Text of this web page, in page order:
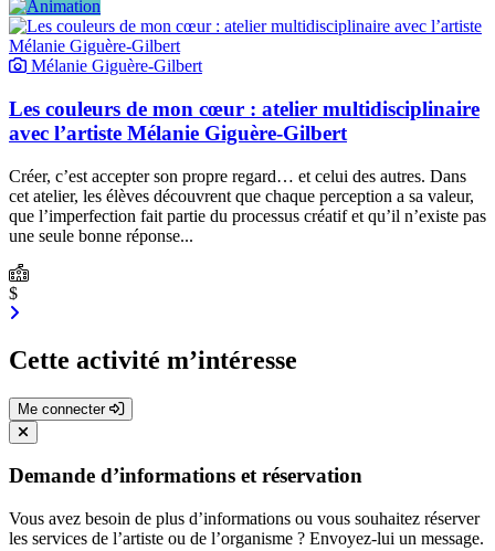
Mélanie Giguère-Gilbert
Les couleurs de mon cœur : atelier multidisciplinaire
avec l’artiste Mélanie Giguère-Gilbert
Créer, c’est accepter son propre regard… et celui des autres. Dans
cet atelier, les élèves découvrent que chaque perception a sa valeur,
que l’imperfection fait partie du processus créatif et qu’il n’existe pas
une seule bonne réponse...
$
Cette activité m’intéresse
Me connecter
Demande d’informations et réservation
Vous avez besoin de plus d’informations ou vous souhaitez réserver
les services de l’artiste ou de l’organisme ? Envoyez-lui un message.